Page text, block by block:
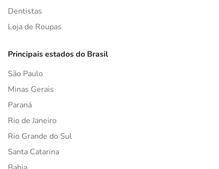
Dentistas
Loja de Roupas
Principais estados do Brasil
São Paulo
Minas Gerais
Paraná
Rio de Janeiro
Rio Grande do Sul
Santa Catarina